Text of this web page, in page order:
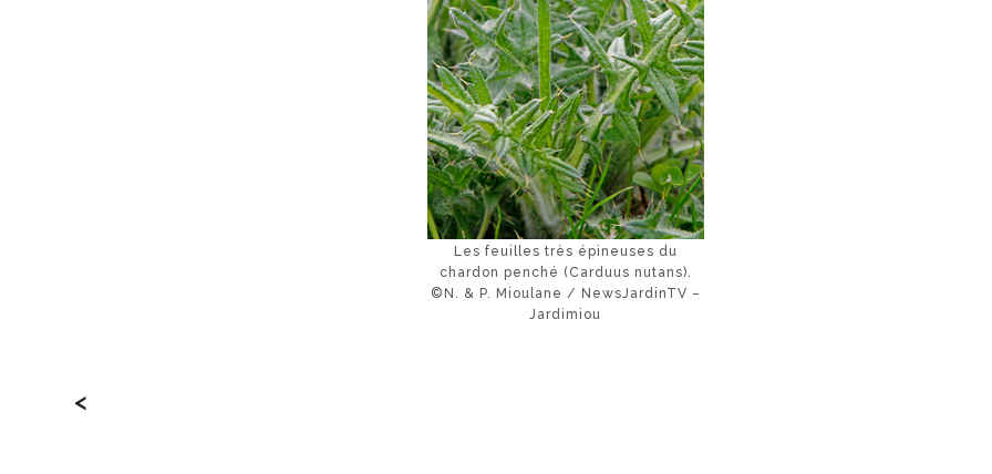
Les feuilles très épineuses du
chardon penché (Carduus nutans).
©N. & P. Mioulane / NewsJardinTV –
Jardimiou
<